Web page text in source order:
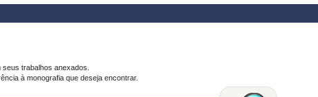
trabalhos anexados.
à monografia que deseja encontrar.